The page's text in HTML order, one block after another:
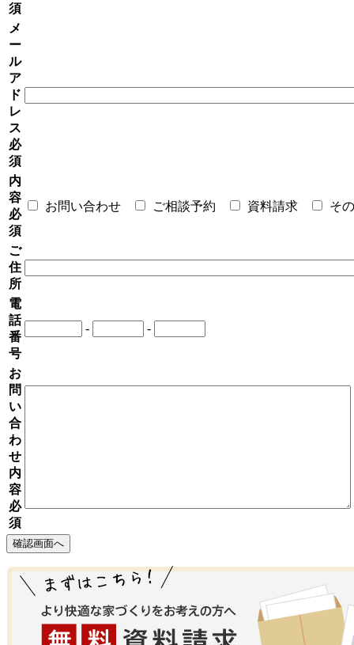
須
メ
ー
ル
ア
ド
レ
ス
必
須
内
容
必
須
お問い合わせ ご相談予約 資料請求 そ
ご
住
所
電
話
番
号
- -
お
問
い
合
わ
せ
内
容
必
須